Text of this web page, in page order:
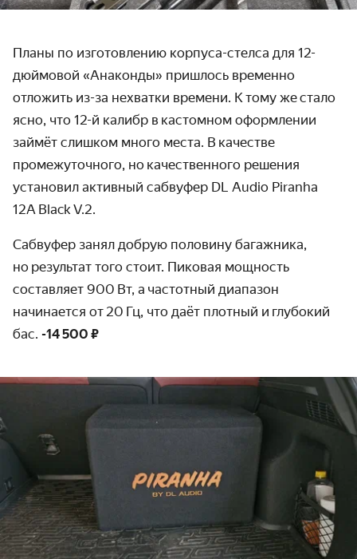
Планы по изготовлению корпуса-стелса для 12-
дюймовой «Анаконды» пришлось временно
отложить из-за нехватки времени. К тому же стало
ясно, что 12-й калибр в кастомном оформлении
займёт слишком много места. В качестве
промежуточного, но качественного решения
установил активный сабвуфер DL Audio Piranha
12A Black V.2.
Сабвуфер занял добрую половину багажника,
но результат того стоит. Пиковая мощность
составляет 900 Вт, а частотный диапазон
начинается от 20 Гц, что даёт плотный и глубокий
бас. -14 500 ₽